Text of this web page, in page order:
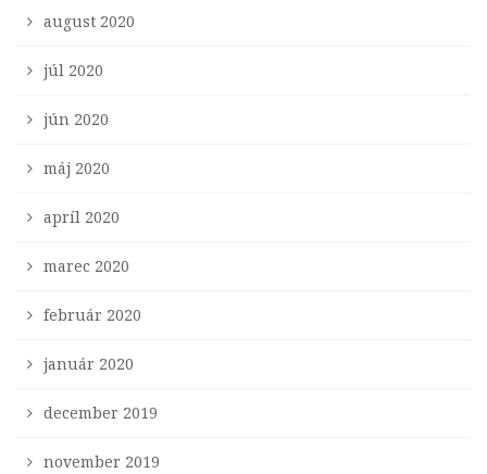
august 2020
júl 2020
jún 2020
máj 2020
apríl 2020
marec 2020
február 2020
január 2020
december 2019
november 2019